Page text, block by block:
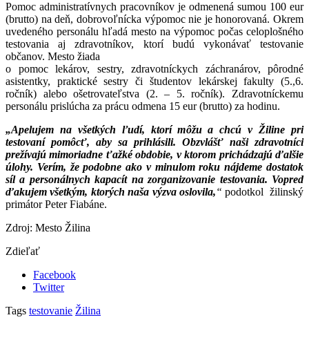
Pomoc administratívnych pracovníkov je odmenená sumou 100 eur
(brutto) na deň, dobrovoľnícka výpomoc nie je honorovaná. Okrem
uvedeného personálu hľadá mesto na výpomoc počas celoplošného
testovania aj zdravotníkov, ktorí budú vykonávať testovanie
občanov. Mesto žiada
o pomoc lekárov, sestry, zdravotníckych záchranárov, pôrodné
asistentky, praktické sestry či študentov lekárskej fakulty (5.,6.
ročník) alebo ošetrovateľstva (2. – 5. ročník). Zdravotníckemu
personálu prislúcha za prácu odmena 15 eur (brutto) za hodinu.
„Apelujem na všetkých ľudí, ktorí môžu a chcú v Žiline pri
testovaní pomôcť, aby sa prihlásili. Obzvlášť naši zdravotníci
prežívajú mimoriadne ťažké obdobie, v ktorom prichádzajú ďalšie
úlohy. Verím, že podobne ako v minulom roku nájdeme dostatok
síl a personálnych kapacít na zorganizovanie testovania. Vopred
ďakujem všetkým, ktorých naša výzva oslovila,“ podotkol žilinský
primátor Peter Fiabáne.
Zdroj: Mesto Žilina
Zdieľať
Facebook
Twitter
Tags testovanie Žilina